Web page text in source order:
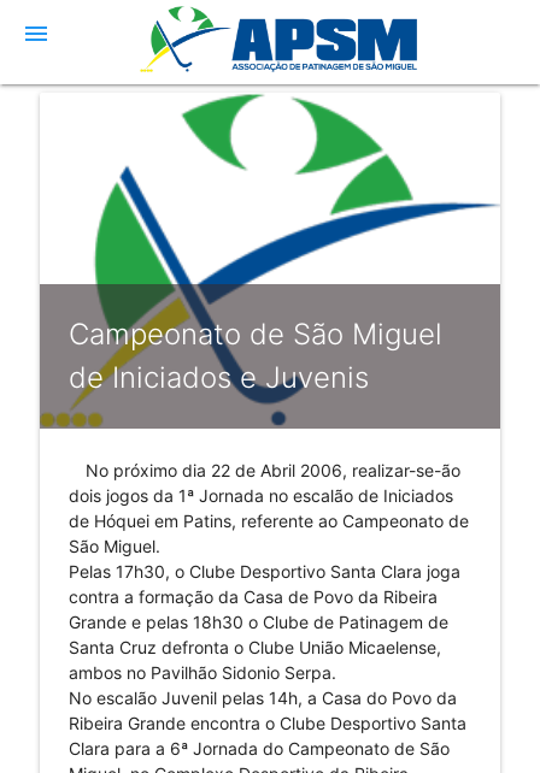
menu
Campeonato de São Miguel
de Iniciados e Juvenis
No próximo dia 22 de Abril 2006, realizar-se-ão
dois jogos da 1ª Jornada no escalão de Iniciados
de Hóquei em Patins, referente ao Campeonato de
São Miguel.
Pelas 17h30, o Clube Desportivo Santa Clara joga
contra a formação da Casa de Povo da Ribeira
Grande e pelas 18h30 o Clube de Patinagem de
Santa Cruz defronta o Clube União Micaelense,
ambos no Pavilhão Sidonio Serpa.
No escalão Juvenil pelas 14h, a Casa do Povo da
Ribeira Grande encontra o Clube Desportivo Santa
Clara para a 6ª Jornada do Campeonato de São